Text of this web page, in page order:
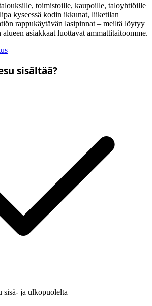
toimistoille, kaupoille, taloyhtiöille
kyseessä kodin ikkunat, liiketilan
rappukäytävän lasipinnat – meiltä löytyy
asiakkaat luottavat ammattitaitoomme.
sisältää?
sisä- ja ulkopuolelta